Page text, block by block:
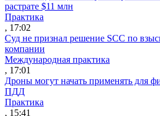
растрате $11 млн
Практика
, 17:02
Суд не признал решение SCC по
компании
Международная практика
, 17:01
Дроны могут начать применять для
ПДД
Практика
, 15:41